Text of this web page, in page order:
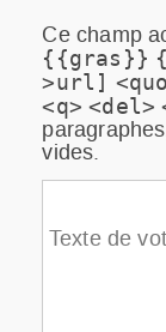
Texte de
Ce champ
{{gras}}
>url]
<q> <del>
vides.